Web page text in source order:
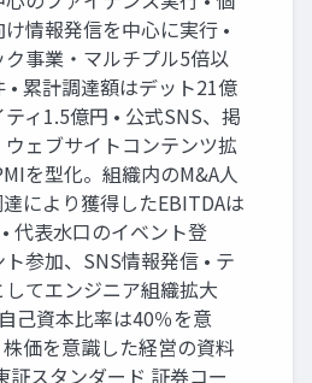
情報発信を中心に実行 •
事業・マルチプル5倍以
• 累計調達額はデット21億
ィ1.5億円 • 公式SNS、掲
ェブサイトコンテンツ拡
を型化。組織内のM&A人
により獲得したEBITDAは
代表水口のイベント登
参加、SNS情報発信 • テ
してエンジニア組織拡大
己資本比率は40％を意
株価を意識した経営の資料
証スタンダード 証券コー